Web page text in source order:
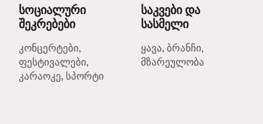
სოციალური
შეკრებები
კონცერტები,
ფესტივალები,
კარაოკე, სპორტი
საკვები და
სასმელი
ყავა, ბრანჩი,
მზარეულობა